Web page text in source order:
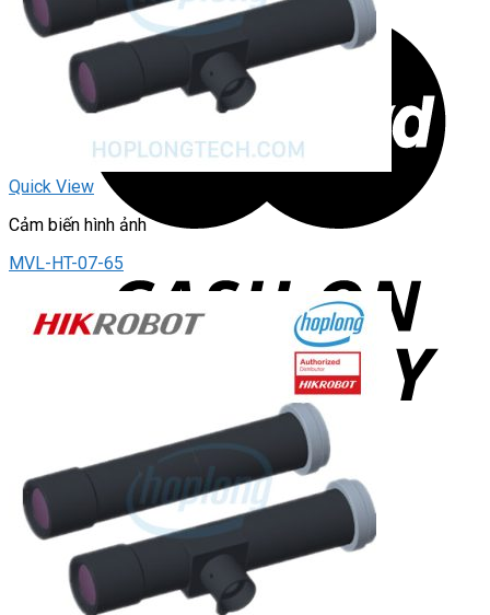
Quick View
Cảm biến hình ảnh
MVL-HT-07-65